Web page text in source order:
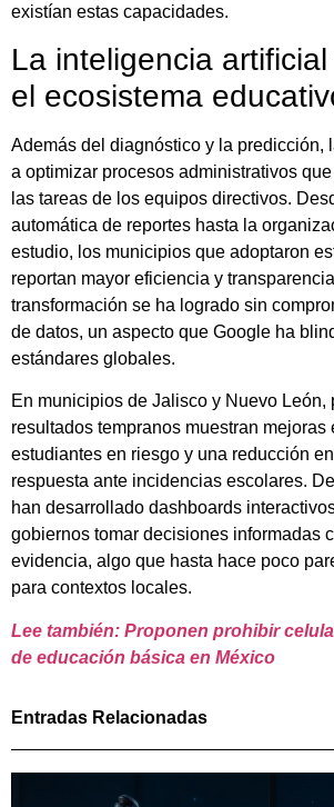
existían estas capacidades.
La inteligencia
el ecosistema
Además del diagnóstico y la predicción,
a optimizar procesos administrativos
las tareas de los equipos directivos.
automática de reportes hasta la
estudio, los municipios que adoptaron
reportan mayor eficiencia y
transformación se ha logrado sin
de datos, un aspecto que Google ha
estándares globales.
En municipios de Jalisco y Nuevo León,
resultados tempranos muestran mejoras
estudiantes en riesgo y una reducción
respuesta ante incidencias escolares.
han desarrollado dashboards
gobiernos tomar decisiones informadas
evidencia, algo que hasta hace poco
para contextos locales.
Lee también: Proponen prohibir
de educación básica en México
Entradas Relacionadas